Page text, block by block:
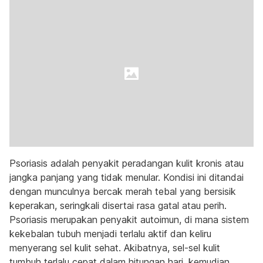
Psoriasis adalah penyakit peradangan kulit kronis atau
jangka panjang yang tidak menular. Kondisi ini ditandai
dengan munculnya bercak merah tebal yang bersisik
keperakan, seringkali disertai rasa gatal atau perih.
Psoriasis merupakan penyakit autoimun, di mana sistem
kekebalan tubuh menjadi terlalu aktif dan keliru
menyerang sel kulit sehat. Akibatnya, sel-sel kulit